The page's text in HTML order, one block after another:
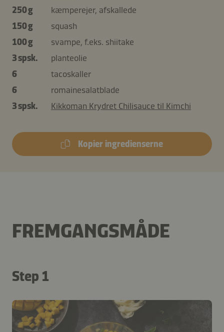
250 g
kæmperejer, afskallede
150 g
squash
100 g
svampe, f.eks. shiitake
3 spsk.
planteolie
6
tacoskaller
6
romainesalatblade
3 spsk.
Kikkoman Krydret Chilisauce til Kimchi
Kopier ingredienserne
FREMGANGSMÅDE
Step 1